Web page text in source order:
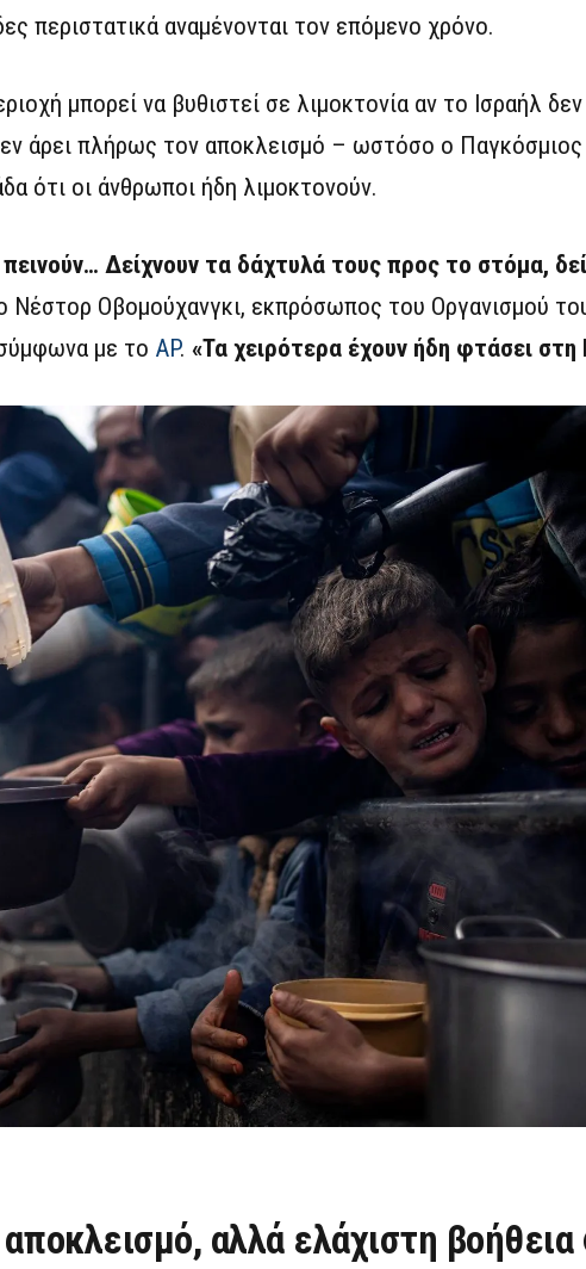
περιστατικά αναμένονται τον επόμενο χρόνο.
μπορεί να βυθιστεί σε λιμοκτονία αν το Ισραήλ
άρει πλήρως τον αποκλεισμό – ωστόσο ο
ότι οι άνθρωποι ήδη λιμοκτονούν.
Δείχνουν τα δάχτυλά τους προς το στόμα,
Νέστορ Οβομούχανγκι, εκπρόσωπος του Οργανισμού
με το AP. «Τα χειρότερα έχουν ήδη φτάσει στη
αλλά ελάχιστη βοήθεια